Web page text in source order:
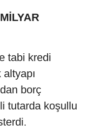
tabi kredi
borç
tutarda koşullu